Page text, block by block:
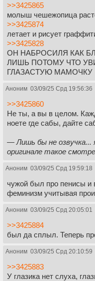
>>3425865
молыш чешежопица
>>3425874
летает и рисует
>>3425828
ОН НАБРОСИЛЯ КАК
ЛИШЬ ПОТОМУ ЧТО
ГЛАЗАСТУЮ МАМОЧКУ
Аноним 03/09/25 Срд 19:56:36
>>3425860
Не ты, а вы в целом.
ноете где сабы, дайте
— Лишь бы не озвучка...
оригинале такое
Аноним 03/09/25 Срд 19:59:18
чужой был про пенисы и
феминизм учитывая
Аноним 03/09/25 Срд 20:05:01
>>3425884
был да сплыл. Теперь
Аноним 03/09/25 Срд 20:10:59
>>3425883
У глазика нет слуха,